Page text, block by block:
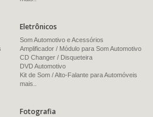
Eletrônicos
Som Automotivo e Acessórios
Amplificador / Módulo para Som Automotivo
CD Changer / Disqueteira
DVD Automotivo
Kit de Som / Alto-Falante para Automóveis
mais..
Fotografia